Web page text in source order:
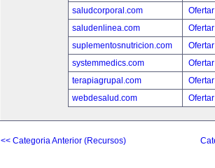
saludcorporal.com
saludenlinea.com
suplementosnutricion.com
systemmedics.com
terapiagrupal.com
webdesalud.com
<< Categoria Anterior (Recursos)